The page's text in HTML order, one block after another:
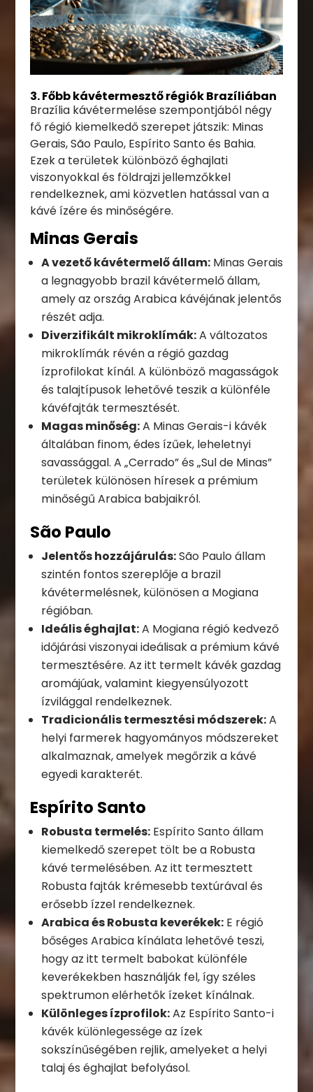
3. Főbb kávétermesztő régiók Brazíliában
Brazília kávétermelése szempontjából négy
fő régió kiemelkedő szerepet játszik: Minas
Gerais, São Paulo, Espírito Santo és Bahia.
Ezek a területek különböző éghajlati
viszonyokkal és földrajzi jellemzőkkel
rendelkeznek, ami közvetlen hatással van a
kávé ízére és minőségére.
Minas Gerais
A vezető kávétermelő állam:Minas Gerais
a legnagyobb brazil kávétermelő állam,
amely az ország Arabica kávéjának jelentős
részét adja.
Diverzifikált mikroklímák:A változatos
mikroklímák révén a régió gazdag
ízprofilokat kínál. A különböző magasságok
és talajtípusok lehetővé teszik a különféle
kávéfajták termesztését.
Magas minőség:A Minas Gerais-i kávék
általában finom, édes ízűek, leheletnyi
savassággal. A „Cerrado” és „Sul de Minas”
területek különösen híresek a prémium
minőségű Arabica babjaikról.
São Paulo
Jelentős hozzájárulás:São Paulo állam
szintén fontos szereplője a brazil
kávétermelésnek, különösen a Mogiana
régióban.
Ideális éghajlat:A Mogiana régió kedvező
időjárási viszonyai ideálisak a prémium kávé
termesztésére. Az itt termelt kávék gazdag
aromájúak, valamint kiegyensúlyozott
ízvilággal rendelkeznek.
Tradicionális termesztési módszerek:A
helyi farmerek hagyományos módszereket
alkalmaznak, amelyek megőrzik a kávé
egyedi karakterét.
Espírito Santo
Robusta termelés:Espírito Santo állam
kiemelkedő szerepet tölt be a Robusta
kávé termelésében. Az itt termesztett
Robusta fajták krémesebb textúrával és
erősebb ízzel rendelkeznek.
Arabica és Robusta keverékek:E régió
bőséges Arabica kínálata lehetővé teszi,
hogy az itt termelt babokat különféle
keverékekben használják fel, így széles
spektrumon elérhetők ízeket kínálnak.
Különleges ízprofilok:Az Espírito Santo-i
kávék különlegessége az ízek
sokszínűségében rejlik, amelyeket a helyi
talaj és éghajlat befolyásol.